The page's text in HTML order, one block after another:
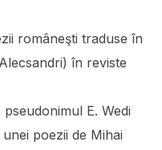
româneşti traduse în
în reviste
E. Wedi
poezii de Mihai